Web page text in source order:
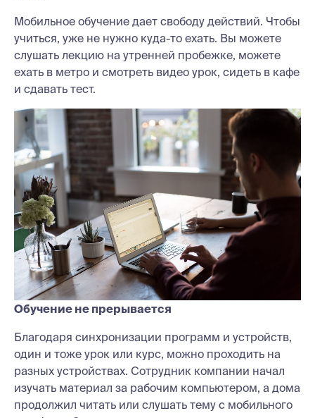
Мобильное обучение дает свободу действий. Чтобы
учиться, уже не нужно куда-то ехать. Вы можете
слушать лекцию на утренней пробежке, можете
ехать в метро и смотреть видео урок, сидеть в кафе
и сдавать тест.
Обучение не прерывается
Благодаря синхронизации программ и устройств,
один и тоже урок или курс, можно проходить на
разных устройствах. Сотрудник компании начал
изучать материал за рабочим компьютером, а дома
продолжил читать или слушать тему с мобильного